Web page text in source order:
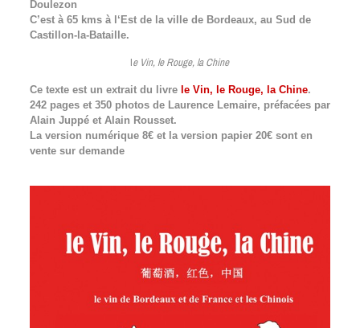
Doulezon
C’est à 65 kms à l‘Est de la ville de Bordeaux, au Sud de
Castillon-la-Bataille.
le Vin, le Rouge, la Chine
Ce texte est un extrait du livre le Vin, le Rouge, la Chine.
242 pages et 350 photos de Laurence Lemaire, préfacées par
Alain Juppé et Alain Rousset.
La version numérique 8€ et la version papier 20€ sont en
vente sur demande